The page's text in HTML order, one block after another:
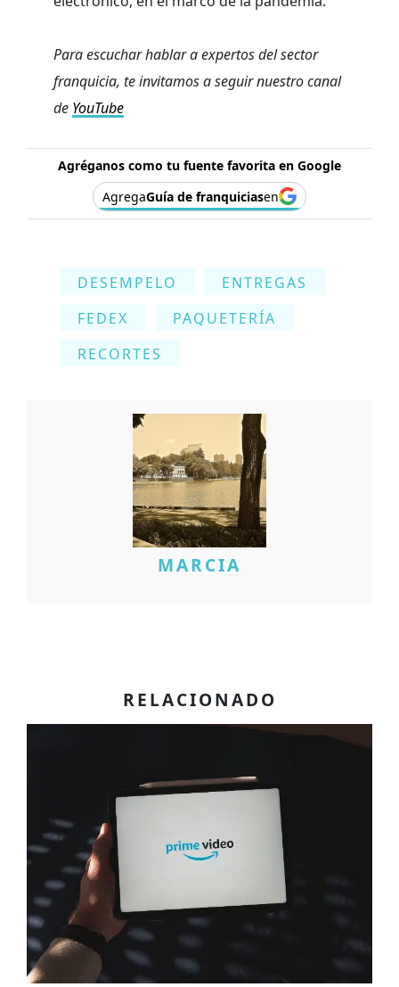
Para escuchar hablar a expertos del sector
franquicia, te invitamos a seguir nuestro canal
de YouTube
Agréganos como tu fuente favorita en Google
AgregaGuía de franquiciasen
DESEMPELO
ENTREGAS
FEDEX
PAQUETERÍA
RECORTES
MARCIA
RELACIONADO